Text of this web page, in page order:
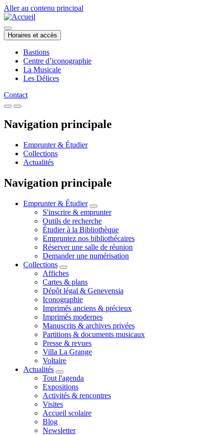
Aller au contenu principal
Horaires et accès
Bastions
Centre d’iconographie
La Musicale
Les Délices
Contact
Navigation principale
Emprunter & Étudier
Collections
Actualités
Navigation principale
Emprunter & Étudier
S'inscrire & emprunter
Outils de recherche
Étudier à la Bibliothèque
Empruntez nos bibliothécaires
Réserver une salle de réunion
Demander une numérisation
Collections
Affiches
Cartes & plans
Dépôt légal & Genevensia
Iconographie
Imprimés anciens & précieux
Imprimés modernes
Manuscrits & archives privées
Partitions & documents musicaux
Presse & revues
Villa La Grange
Voltaire
Actualités
Tout l'agenda
Expositions
Activités & rencontres
Visites
Accueil scolaire
Blog
Newsletter